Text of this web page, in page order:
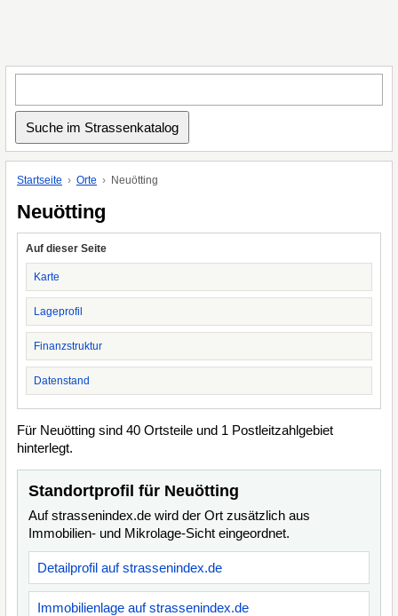
Startseite Orte Neuötting
Neuötting
Auf dieser Seite
Karte
Lageprofil
Finanzstruktur
Datenstand
Für Neuötting sind 40 Ortsteile und 1 Postleitzahlgebiet
hinterlegt.
Standortprofil für Neuötting
Auf strassenindex.de wird der Ort zusätzlich aus
Immobilien- und Mikrolage-Sicht eingeordnet.
Detailprofil auf strassenindex.de
Immobilienlage auf strassenindex.de